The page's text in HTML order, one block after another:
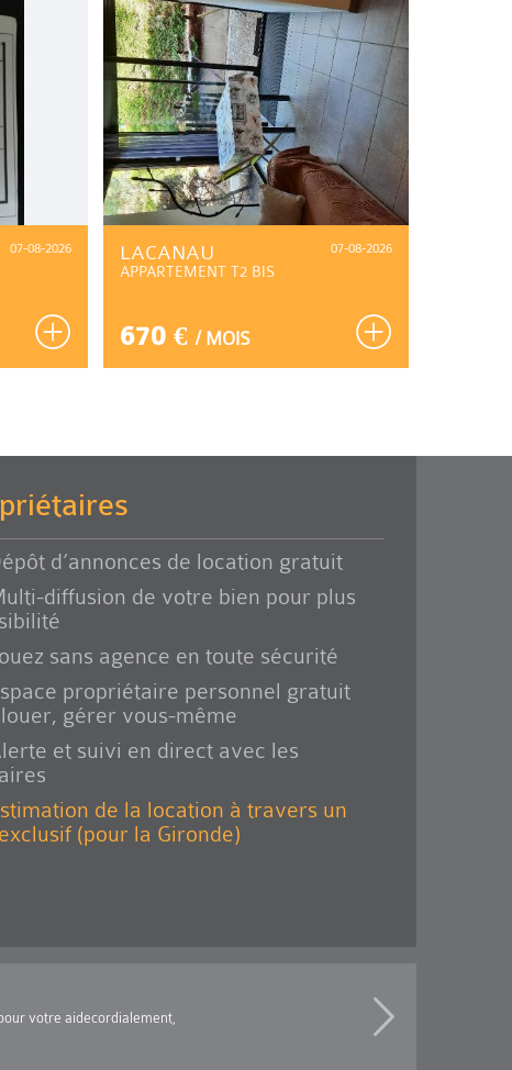
07-08-2026 07-08-2026
LACANAU
APPARTEMENT T2 BIS
670 €/ MOIS
d’annonces de location gratuit
diffusion de votre bien pour plus
sans agence en toute sécurité
propriétaire personnel gratuit
gérer vous-même
et suivi en direct avec les
de la location à travers un
(pour la Gironde)
votre aidecordialement,